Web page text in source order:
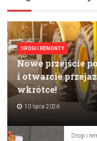
DROGI I REMONTY
Nowe przejście
i otwarcie
wkrótce!
10 lipca 2026
Drogi i